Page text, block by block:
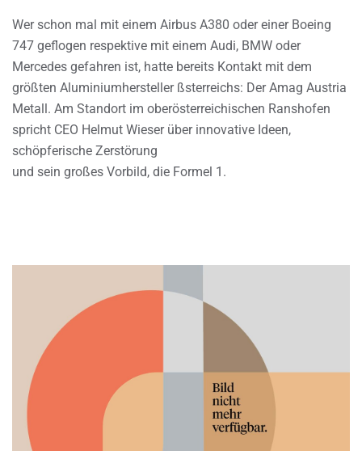
Wer schon mal mit einem Airbus A380 oder einer Boeing
747 geflogen respektive mit einem Audi, BMW oder
Mercedes gefahren ist, hatte bereits Kontakt mit dem
größten Aluminiumhersteller ßsterreichs: Der Amag Austria
Metall. Am Standort im oberösterreichischen Ranshofen
spricht CEO Helmut Wieser über innovative Ideen,
schöpferische Zerstörung
und sein großes Vorbild, die Formel 1.